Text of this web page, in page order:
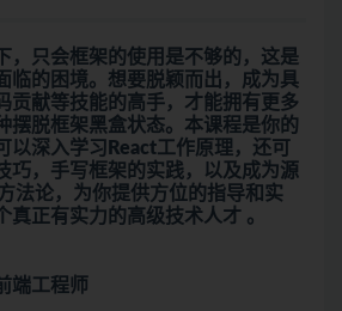
，只会框架的使用是不够的，这是
临的困境。想要脱颖而出，成为具
贡献等技能的高手，才能拥有更多
摆脱框架黑盒状态。本课程是你的
以深入学习React工作原理，还可
巧，手写框架的实践，以及成为源
法论，为你提供方位的指导和实
真正有实力的高级技术人才 。
端工程师